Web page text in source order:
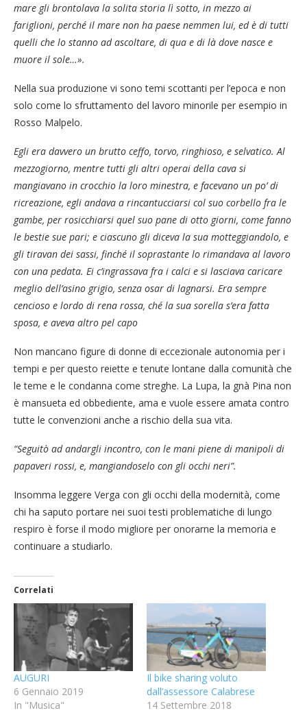
mare gli brontolava la solita storia lì sotto, in mezzo ai
fariglioni, perché il mare non ha paese nemmen lui, ed è di tutti
quelli che lo stanno ad ascoltare, di qua e di là dove nasce e
muore il sole…».
Nella sua produzione vi sono temi scottanti per l’epoca e non
solo come lo sfruttamento del lavoro minorile per esempio in
Rosso Malpelo.
Egli era davvero un brutto ceffo, torvo, ringhioso, e selvatico. Al
mezzogiorno, mentre tutti gli altri operai della cava si
mangiavano in crocchio la loro minestra, e facevano un po’ di
ricreazione, egli andava a rincantucciarsi col suo corbello fra le
gambe, per rosicchiarsi quel suo pane di otto giorni, come fanno
le bestie sue pari; e ciascuno gli diceva la sua motteggiandolo, e
gli tiravan dei sassi, finché il soprastante lo rimandava al lavoro
con una pedata. Ei c’ingrassava fra i calci e si lasciava caricare
meglio dell’asino grigio, senza osar di lagnarsi. Era sempre
cencioso e lordo di rena rossa, ché la sua sorella s’era fatta
sposa, e aveva altro pel capo
Non mancano figure di donne di eccezionale autonomia per i
tempi e per questo reiette e tenute lontane dalla comunità che
le teme e le condanna come streghe. La Lupa, la gnà Pina non
è mansueta ed obbediente, ama e vuole essere amata contro
tutte le convenzioni anche a rischio della sua vita.
“Seguitò ad andargli incontro, con le mani piene di manipoli di
papaveri rossi, e, mangiandoselo con gli occhi neri”.
Insomma leggere Verga con gli occhi della modernità, come
chi ha saputo portare nei suoi testi problematiche di lungo
respiro è forse il modo migliore per onorarne la memoria e
continuare a studiarlo.
Correlati
AUGURI
6 Gennaio 2019
In "Musica"
Il bike sharing voluto
dall’assessore Calabrese
14 Settembre 2018